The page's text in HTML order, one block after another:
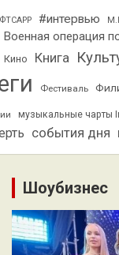
#интервью
Военная операция
Кино Книга
Фестиваль
музыкальные чарты
события дня
Шоубизнес